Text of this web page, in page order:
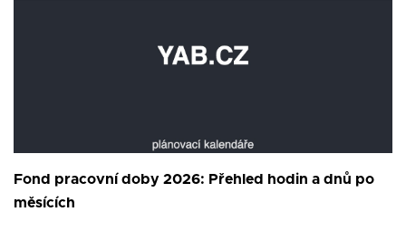
Fond pracovní doby 2026: Přehled hodin a dnů po
měsících